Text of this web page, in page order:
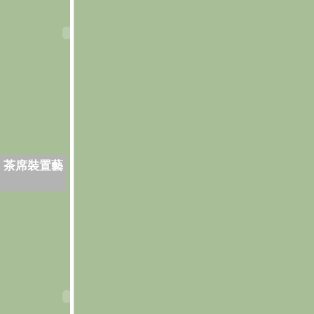
席裝置藝